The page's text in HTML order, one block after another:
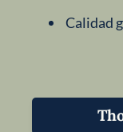
Calidad